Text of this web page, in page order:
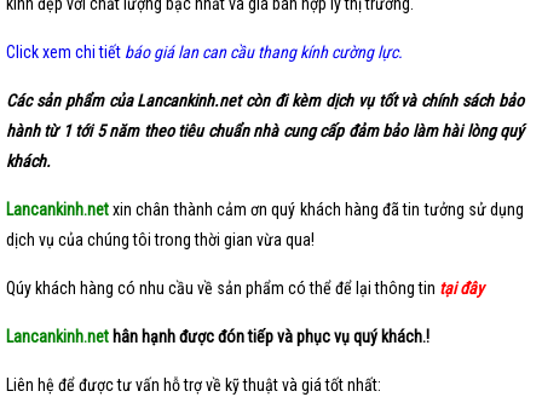
kính đẹp với chất lượng bậc nhất và giá bán hợp lý thị trường.
Click xem chi tiết báo giá lan can cầu thang kính cường lực.
Các sản phẩm của Lancankinh.net còn đi kèm dịch vụ tốt và chính sách bảo
hành từ 1 tới 5 năm theo tiêu chuẩn nhà cung cấp đảm bảo làm hài lòng quý
khách.
Lancankinh.netxin chân thành cảm ơn quý khách hàng đã tin tưởng sử dụng
dịch vụ của chúng tôi trong thời gian vừa qua!
Qúy khách hàng có nhu cầu về sản phẩm có thể để lại thông tin tại đây
Lancankinh.net hân hạnh được đón tiếp và phục vụ quý khách.!
Liên hệ để được tư vấn hỗ trợ về kỹ thuật và giá tốt nhất: